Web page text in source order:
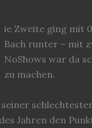
ie Zweite ging mit
Bach runter – mit
NoShows war da
zu machen.
Jahren den